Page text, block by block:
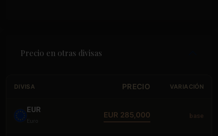
Precio en otras divisas
DIVISA PRECIO VARIACIÓN
EUR
Euro
EUR 285,000 base